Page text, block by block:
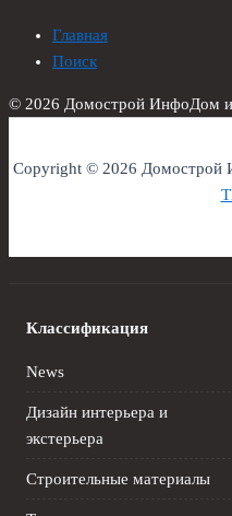
Главная
Поиск
© 2026 Домострой ИнфоДом
Copyright © 2026 Домострой
Классификация
News
Дизайн интерьера и
экстерьера
Строительные материалы